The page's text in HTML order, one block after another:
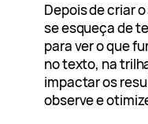
Depois de criar
se esqueça de
para ver o que
no texto, na
impactar os
observe e